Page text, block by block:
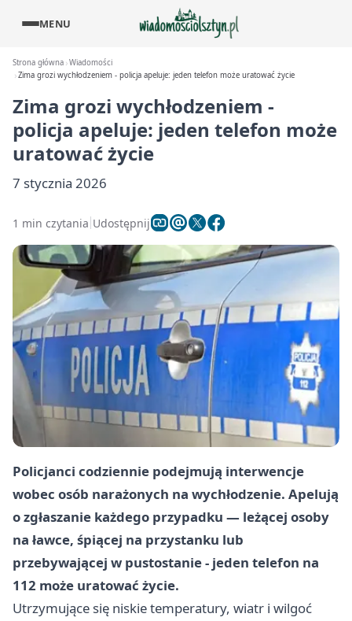
MENU
Strona główna Wiadomości
Zima grozi wychłodzeniem - policja apeluje: jeden telefon może uratować życie
Zima grozi wychłodzeniem -
policja apeluje: jeden telefon może
uratować życie
7 stycznia 2026
1 min czytania Udostępnij
Policjanci codziennie podejmują interwencje
wobec osób narażonych na wychłodzenie. Apelują
o zgłaszanie każdego przypadku — leżącej osoby
na ławce, śpiącej na przystanku lub
przebywającej w pustostanie - jeden telefon na
112 może uratować życie.
Utrzymujące się niskie temperatury, wiatr i wilgoć